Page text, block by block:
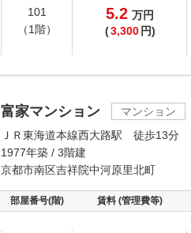
101
（1階）
5.2 万円
(3,300 円)
富家マンション
マンション
ＪＲ東海道本線西大路駅 徒歩13分
1977年築 / 3階建
京都市南区吉祥院中河原里北町
部屋番号(階) 賃料 (管理費等)